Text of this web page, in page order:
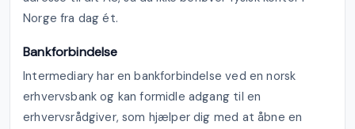
Norge fra dag ét.
Bankforbindelse
Intermediary har en bankforbindelse ved en norsk
erhvervsbank og kan formidle adgang til en
erhvervsrådgiver, som hjælper dig med at åbne en